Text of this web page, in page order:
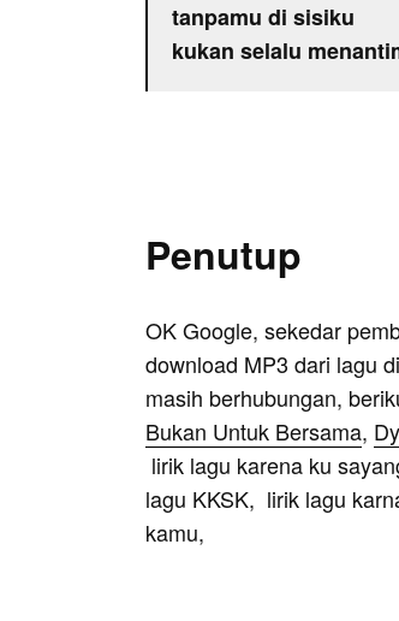
tanpamu di sisiku
kukan selalu
Penutup
OK Google, sekedar
download MP3 dari lagu
masih berhubungan,
Bukan Untuk Bersama,
lirik lagu karena ku
lagu KKSK, lirik lagu
kamu,